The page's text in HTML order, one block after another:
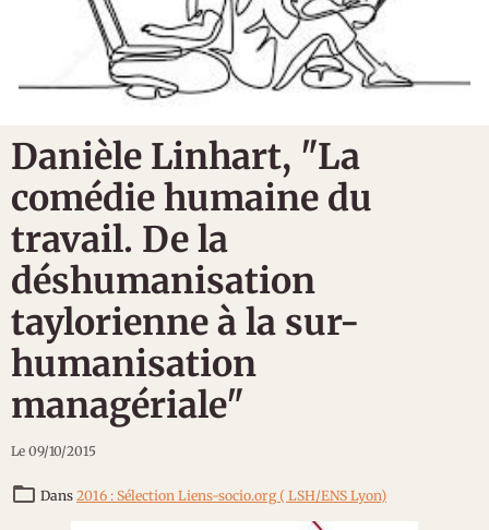
Danièle Linhart, "La
comédie humaine du
travail. De la
déshumanisation
taylorienne à la sur-
humanisation
managériale"
Le 09/10/2015
Dans 2016 : Sélection Liens-socio.org ( LSH/ENS Lyon)